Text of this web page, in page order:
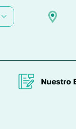
Nuestro